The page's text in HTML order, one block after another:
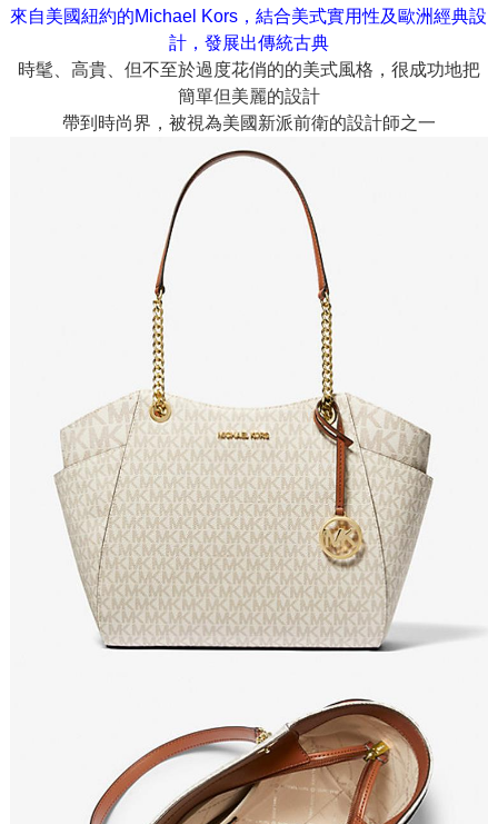
來自美國紐約的Michael Kors，結合美式實用性及歐洲經典設
計，發展出傳統古典
時髦、高貴、但不至於過度花俏的的美式風格，很成功地把
簡單但美麗的設計
帶到時尚界，被視為美國新派前衛的設計師之一